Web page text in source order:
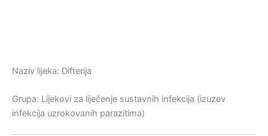
Naziv lijeka: Difterija
Grupa: Lijekovi za liječenje sustavnih infekcija (izuzev
infekcija uzrokovanih parazitima)